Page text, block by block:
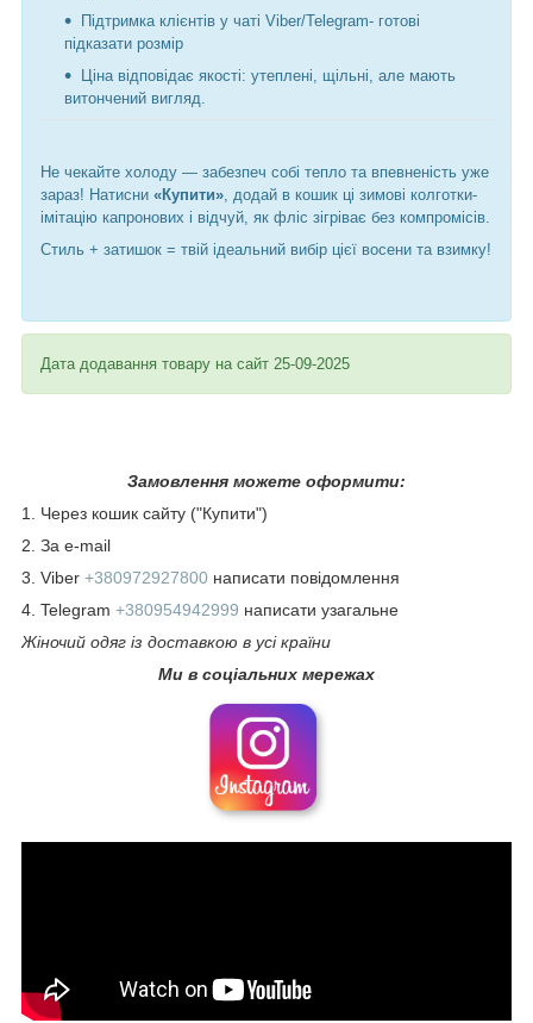
Підтримка клієнтів у чаті Viber/Telegram- готові
підказати розмір
Ціна відповідає якості: утеплені, щільні, але мають
витончений вигляд.
Не чекайте холоду — забезпеч собі тепло та впевненість уже
зараз! Натисни «Купити», додай в кошик ці зимові колготки-
імітацію капронових і відчуй, як фліс зігріває без компромісів.
Стиль + затишок = твій ідеальний вибір цієї восени та взимку!
Дата додавання товару на сайт 25-09-2025
Замовлення можете оформити:
1. Через кошик сайту ("Купити")
2. За e-mail
3. Viber +380972927800 написати повідомлення
4. Telegram +380954942999 написати узагальне
Жіночий одяг із доставкою в усі країни
Ми в соціальних мережах